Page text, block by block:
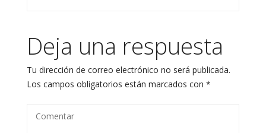
Deja una respuesta
Tu dirección de correo electrónico no será publicada.
Los campos obligatorios están marcados con *